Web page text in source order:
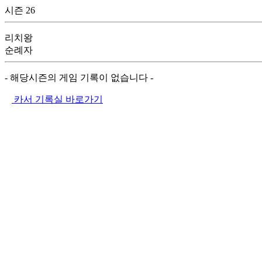
시즌 26
리치왕
순례자
- 해당시즌의 게임 기록이 없습니다 -
카서 기록실 바로가기